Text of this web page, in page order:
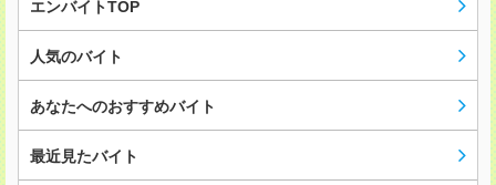
エンバイトTOP
人気のバイト
あなたへのおすすめバイト
最近見たバイト